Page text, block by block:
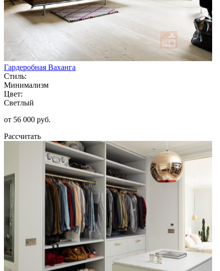
Гардеробная Ваханга
Стиль:
Минимализм
Цвет:
Светлый
от 56 000 руб.
Рассчитать